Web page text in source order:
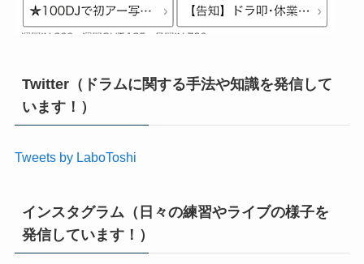
Twitter（ドラムに関する手法や知識を発信して
います！）
Tweets by LaboToshi
インスタグラム（日々の練習やライブの様子を
発信しています！）